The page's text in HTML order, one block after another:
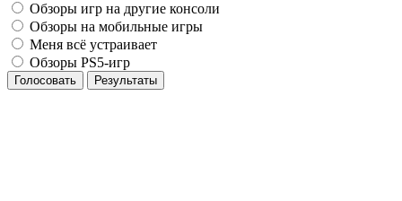
Обзоры игр на другие консоли
Обзоры на мобильные игры
Меня всё устраивает
Обзоры PS5-игр
Голосовать Результаты